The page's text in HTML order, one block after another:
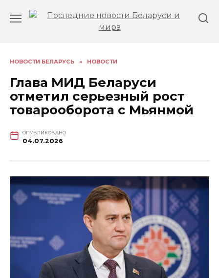
НОВОСТИ БЕЛАРУСЬ » НОВОСТИ
Глава МИД Беларуси
отметил серьезный рост
товарооборота с Мьянмой
ОПУБЛИКОВАНО
04.07.2026